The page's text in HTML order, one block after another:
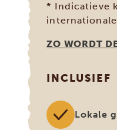
* Indicatieve
ZO WORDT
INCLUSIEF
Lokale